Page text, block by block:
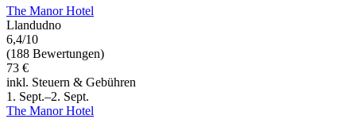
The Manor Hotel
Llandudno
6,4/10
(188 Bewertungen)
73 €
inkl. Steuern & Gebühren
1. Sept.–2. Sept.
The Manor Hotel